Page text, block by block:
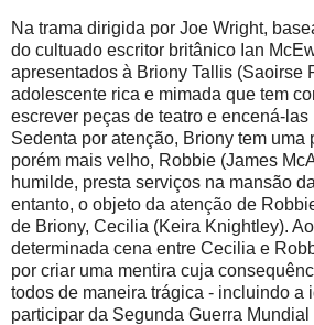
Na trama dirigida por Joe Wright,
do cultuado escritor britânico Ian
apresentados à Briony Tallis (Saoirse
adolescente rica e mimada que tem
escrever peças de teatro e encená-las
Sedenta por atenção, Briony tem uma
porém mais velho, Robbie (James
humilde, presta serviços na mansão
entanto, o objeto da atenção de
de Briony, Cecilia (Keira Knightley).
determinada cena entre Cecilia e
por criar uma mentira cuja
todos de maneira trágica - incluindo a
participar da Segunda Guerra